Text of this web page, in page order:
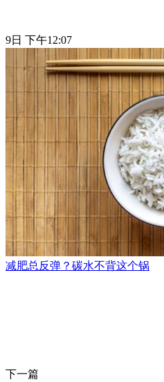
9日 下午12:07
减肥总反弹？碳水不背这个锅
下一篇